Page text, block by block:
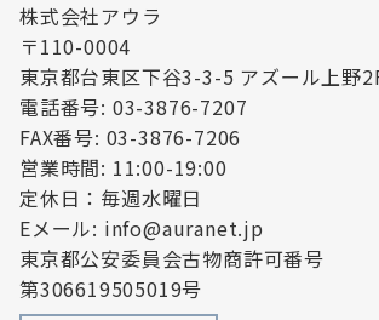
株式会社アウラ
〒110-0004
東京都台東区下谷3-3-5 アズール上野
電話番号: 03-3876-7207
FAX番号: 03-3876-7206
営業時間: 11:00-19:00
定休日：毎週水曜日
Eメール: info@auranet.jp
東京都公安委員会古物商許可番号
第306619505019号